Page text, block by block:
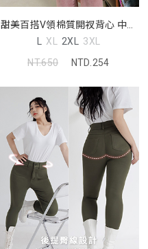
甜美百搭V領棉質開衩背心 中大
尺碼上衣
L XL 2XL 3XL
NT.650
NTD.254